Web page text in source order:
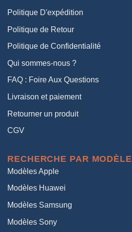
Politique D'expédition
Politique de Retour
Politique de Confidentialité
Qui sommes-nous ?
FAQ : Foire Aux Questions
Livraison et paiement
Retourner un produit
CGV
RECHERCHE PAR MODÈLE
Modèles Apple
Modèles Huawei
Modèles Samsung
Modèles Sony